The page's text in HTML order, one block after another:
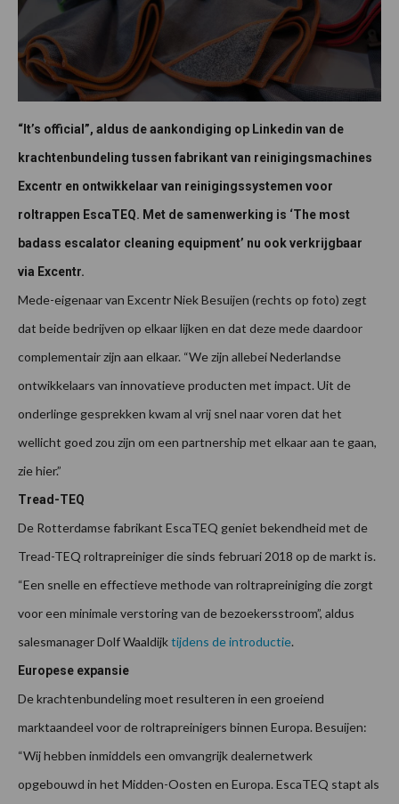
“It’s official”, aldus de aankondiging op Linkedin van de
krachtenbundeling tussen fabrikant van reinigingsmachines
Excentr en ontwikkelaar van reinigingssystemen voor
roltrappen EscaTEQ. Met de samenwerking is ‘The most
badass escalator cleaning equipment’ nu ook verkrijgbaar
via Excentr.
Mede-eigenaar van Excentr Niek Besuijen (rechts op foto) zegt
dat beide bedrijven op elkaar lijken en dat deze mede daardoor
complementair zijn aan elkaar. “We zijn allebei Nederlandse
ontwikkelaars van innovatieve producten met impact. Uit de
onderlinge gesprekken kwam al vrij snel naar voren dat het
wellicht goed zou zijn om een partnership met elkaar aan te gaan,
zie hier.”
Tread-TEQ
De Rotterdamse fabrikant EscaTEQ geniet bekendheid met de
Tread-TEQ roltrapreiniger die sinds februari 2018 op de markt is.
“Een snelle en effectieve methode van roltrapreiniging die zorgt
voor een minimale verstoring van de bezoekersstroom”, aldus
salesmanager Dolf Waaldijktijdens de introductie.
Europese expansie
De krachtenbundeling moet resulteren in een groeiend
marktaandeel voor de roltrapreinigers binnen Europa. Besuijen:
“Wij hebben inmiddels een omvangrijk dealernetwerk
opgebouwd in het Midden-Oosten en Europa. EscaTEQ stapt als